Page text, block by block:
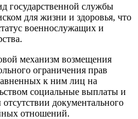
государственной службы
для жизни и здоровья, что
военнослужащих и
механизм возмещения
ограничения прав
к ним лиц на
социальные выплаты и
документального
отношений.